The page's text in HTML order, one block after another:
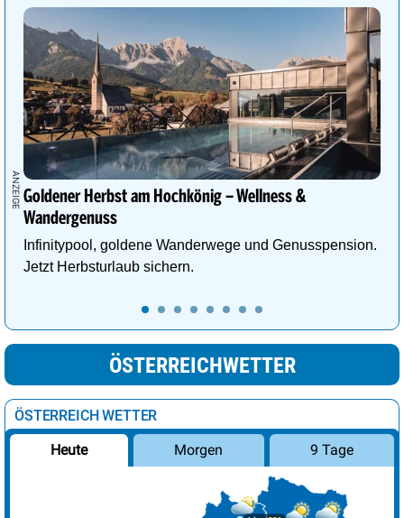
Goldener Herbst am Hochkönig – Wellness &
Wandergenuss
Infinitypool, goldene Wanderwege und Genusspension.
Jetzt Herbsturlaub sichern.
ÖSTERREICHWETTER
ÖSTERREICH WETTER
Heute Morgen 9 Tage